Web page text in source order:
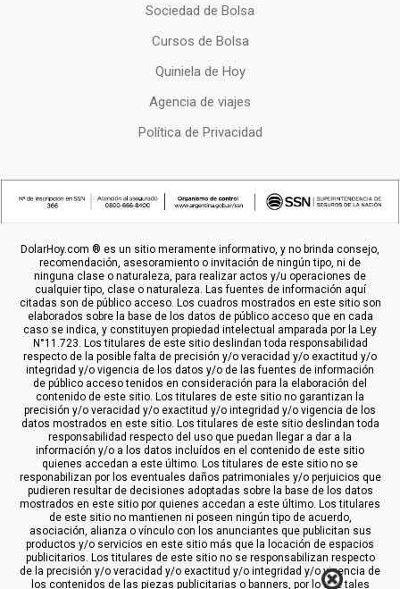
Sociedad de Bolsa
Cursos de Bolsa
Quiniela de Hoy
Agencia de viajes
Política de Privacidad
DolarHoy.com ® es un sitio meramente informativo, y no brinda consejo,
recomendación, asesoramiento o invitación de ningún tipo, ni de
ninguna clase o naturaleza, para realizar actos y/u operaciones de
cualquier tipo, clase o naturaleza. Las fuentes de información aquí
citadas son de público acceso. Los cuadros mostrados en este sitio son
elaborados sobre la base de los datos de público acceso que en cada
caso se indica, y constituyen propiedad intelectual amparada por la Ley
N°11.723. Los titulares de este sitio deslindan toda responsabilidad
respecto de la posible falta de precisión y/o veracidad y/o exactitud y/o
integridad y/o vigencia de los datos y/o de las fuentes de información
de público acceso tenidos en consideración para la elaboración del
contenido de este sitio. Los titulares de este sitio no garantizan la
precisión y/o veracidad y/o exactitud y/o integridad y/o vigencia de los
datos mostrados en este sitio. Los titulares de este sitio deslindan toda
responsabilidad respecto del uso que puedan llegar a dar a la
información y/o a los datos incluídos en el contenido de este sitio
quienes accedan a este último. Los titulares de este sitio no se
responabilizan por los eventuales daños patrimoniales y/o perjuicios que
pudieren resultar de decisiones adoptadas sobre la base de los datos
mostrados en este sitio por quienes accedan a este último. Los titulares
de este sitio no mantienen ni poseen ningún tipo de acuerdo,
asociación, alianza o vínculo con los anunciantes que publicitan sus
productos y/o servicios en este sitio más que la locación de espacios
publicitarios. Los titulares de este sitio no se responsabilizan respecto
de la precisión y/o veracidad y/o exactitud y/o integridad y/o vigencia de
los contenidos de las piezas publicitarias o banners, por lo que tales